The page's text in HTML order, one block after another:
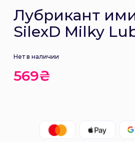
Лубрикант
SilexD Milky
Нет в наличии
569₴